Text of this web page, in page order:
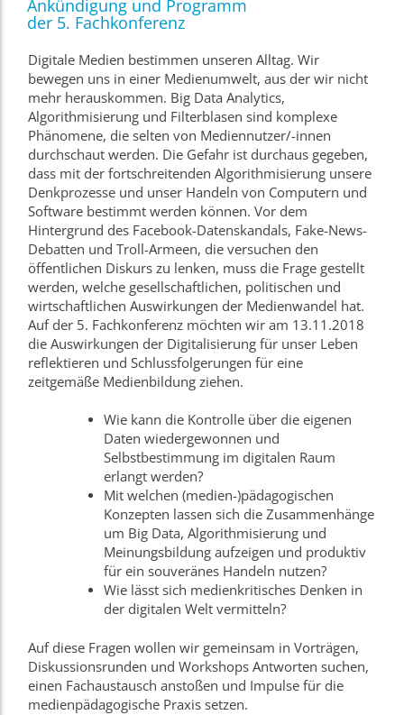
Ankündigung und Programm
der 5. Fachkonferenz
Digitale Medien bestimmen unseren Alltag. Wir
bewegen uns in einer Medienumwelt, aus der wir nicht
mehr herauskommen. Big Data Analytics,
Algorithmisierung und Filterblasen sind komplexe
Phänomene, die selten von Mediennutzer/-innen
durchschaut werden. Die Gefahr ist durchaus gegeben,
dass mit der fortschreitenden Algorithmisierung unsere
Denkprozesse und unser Handeln von Computern und
Software bestimmt werden können. Vor dem
Hintergrund des Facebook-Datenskandals, Fake-News-
Debatten und Troll-Armeen, die versuchen den
öffentlichen Diskurs zu lenken, muss die Frage gestellt
werden, welche gesellschaftlichen, politischen und
wirtschaftlichen Auswirkungen der Medienwandel hat.
Auf der 5. Fachkonferenz möchten wir am 13.11.2018
die Auswirkungen der Digitalisierung für unser Leben
reflektieren und Schlussfolgerungen für eine
zeitgemäße Medienbildung ziehen.
Wie kann die Kontrolle über die eigenen
Daten wiedergewonnen und
Selbstbestimmung im digitalen Raum
erlangt werden?
Mit welchen (medien-)pädagogischen
Konzepten lassen sich die Zusammenhänge
um Big Data, Algorithmisierung und
Meinungsbildung aufzeigen und produktiv
für ein souveränes Handeln nutzen?
Wie lässt sich medienkritisches Denken in
der digitalen Welt vermitteln?
Auf diese Fragen wollen wir gemeinsam in Vorträgen,
Diskussionsrunden und Workshops Antworten suchen,
einen Fachaustausch anstoßen und Impulse für die
medienpädagogische Praxis setzen.